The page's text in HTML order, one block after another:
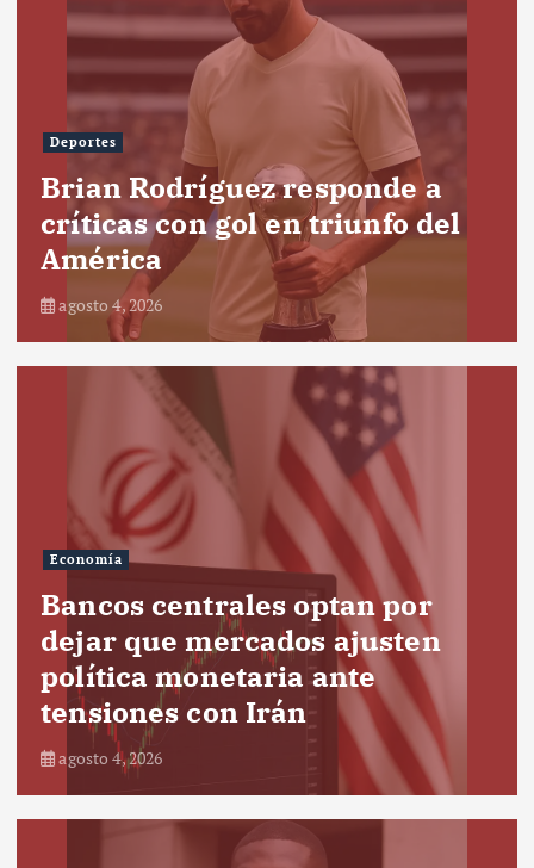
Deportes
Brian Rodríguez responde a
críticas con gol en triunfo del
América
agosto 4, 2026
Economía
Bancos centrales optan por
dejar que mercados ajusten
política monetaria ante
tensiones con Irán
agosto 4, 2026